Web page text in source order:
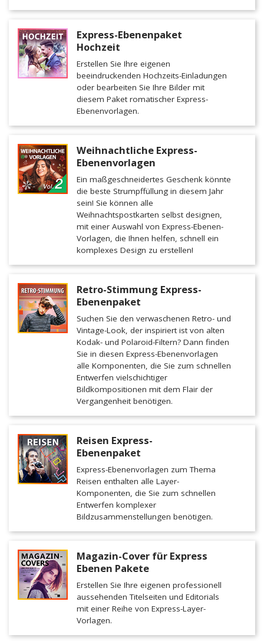
Express-Ebenenpaket
Hochzeit
Erstellen Sie Ihre eigenen
beeindruckenden Hochzeits-Einladungen
oder bearbeiten Sie Ihre Bilder mit
diesem Paket romatischer Express-
Ebenenvorlagen.
Weihnachtliche Express-
Ebenenvorlagen
Ein maßgeschneidertes Geschenk könnte
die beste Strumpffüllung in diesem Jahr
sein! Sie können alle
Weihnachtspostkarten selbst designen,
mit einer Auswahl von Express-Ebenen-
Vorlagen, die Ihnen helfen, schnell ein
komplexes Design zu erstellen!
Retro-Stimmung Express-
Ebenenpaket
Suchen Sie den verwaschenen Retro- und
Vintage-Look, der inspiriert ist von alten
Kodak- und Polaroid-Filtern? Dann finden
Sie in diesen Express-Ebenenvorlagen
alle Komponenten, die Sie zum schnellen
Entwerfen vielschichtiger
Bildkompositionen mit dem Flair der
Vergangenheit benötigen.
Reisen Express-
Ebenenpaket
Express-Ebenenvorlagen zum Thema
Reisen enthalten alle Layer-
Komponenten, die Sie zum schnellen
Entwerfen komplexer
Bildzusammenstellungen benötigen.
Magazin-Cover für Express
Ebenen Pakete
Erstellen Sie Ihre eigenen professionell
aussehenden Titelseiten und Editorials
mit einer Reihe von Express-Layer-
Vorlagen.